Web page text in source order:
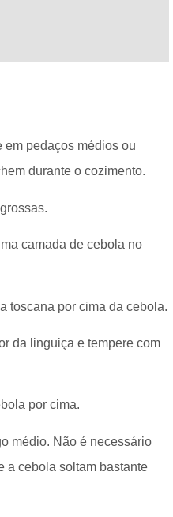
em pedaços médios ou
durante o cozimento.
camada de cebola no
toscana por cima da cebola.
da linguiça e tempere com
por cima.
médio. Não é necessário
a cebola soltam bastante